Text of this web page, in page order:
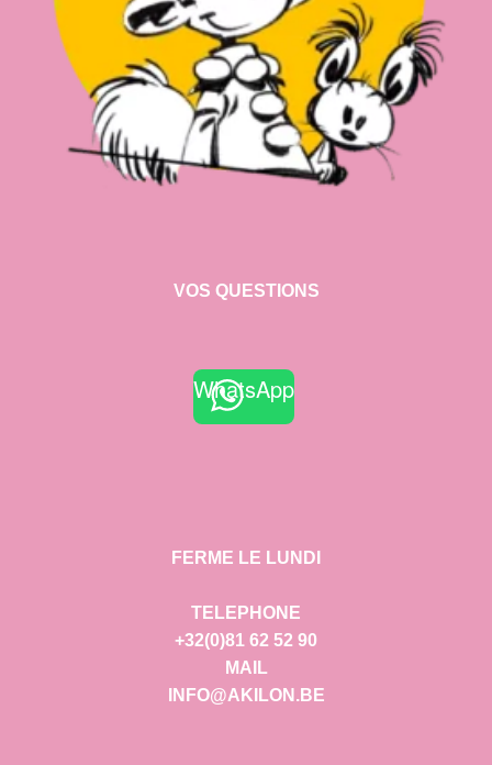
VOS QUESTIONS
WhatsApp
FERME LE LUNDI
TELEPHONE
+32(0)81 62 52 90
MAIL
INFO@AKILON.BE